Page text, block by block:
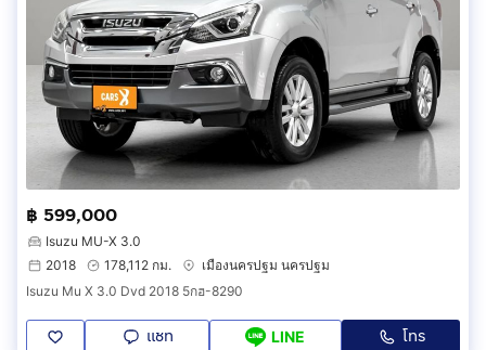
฿ 599,000
Isuzu MU-X 3.0
2018
178,112 กม.
เมืองนครปฐม นครปฐม
Isuzu Mu X 3.0 Dvd 2018 5กฮ-8290
แชท LINE โทร